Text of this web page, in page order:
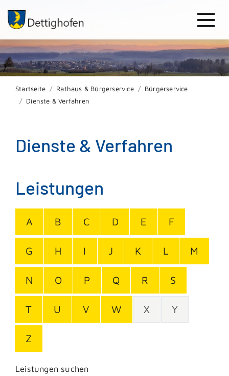
Startseite Rathaus & Bürgerservice
Bürgerservice
Dienste & Verfahren
Dienste & Verfahren
Leistungen
A B C D E F
G H I J K L M
N O P Q R S
T U V W X Y
Z
Leistungen suchen